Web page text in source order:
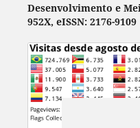
Desenvolvimento e
952X, eISSN: 2176-9109